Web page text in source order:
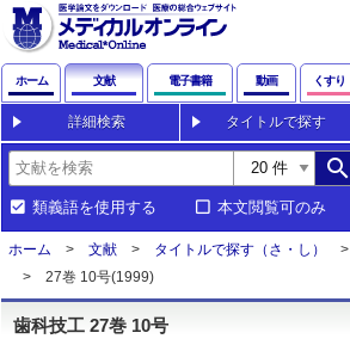
ホーム 文献 電子書籍 動画 くすり
詳細検索 タイトルで探す
search
類義語を使用する 本文閲覧可のみ
ホーム 文献 タイトルで探す（さ・し）
27巻 10号(1999)
歯科技工 27巻 10号